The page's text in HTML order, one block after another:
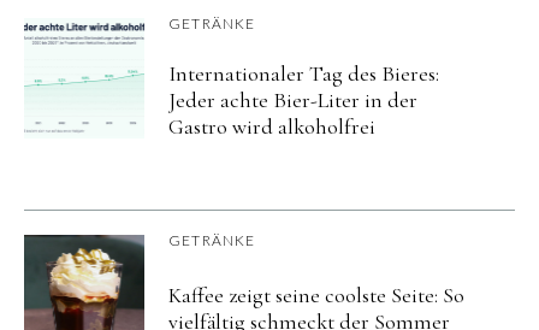
GETRÄNKE
Internationaler Tag des Bieres:
Jeder achte Bier-Liter in der
Gastro wird alkoholfrei
GETRÄNKE
Kaffee zeigt seine coolste Seite: So
vielfältig schmeckt der Sommer